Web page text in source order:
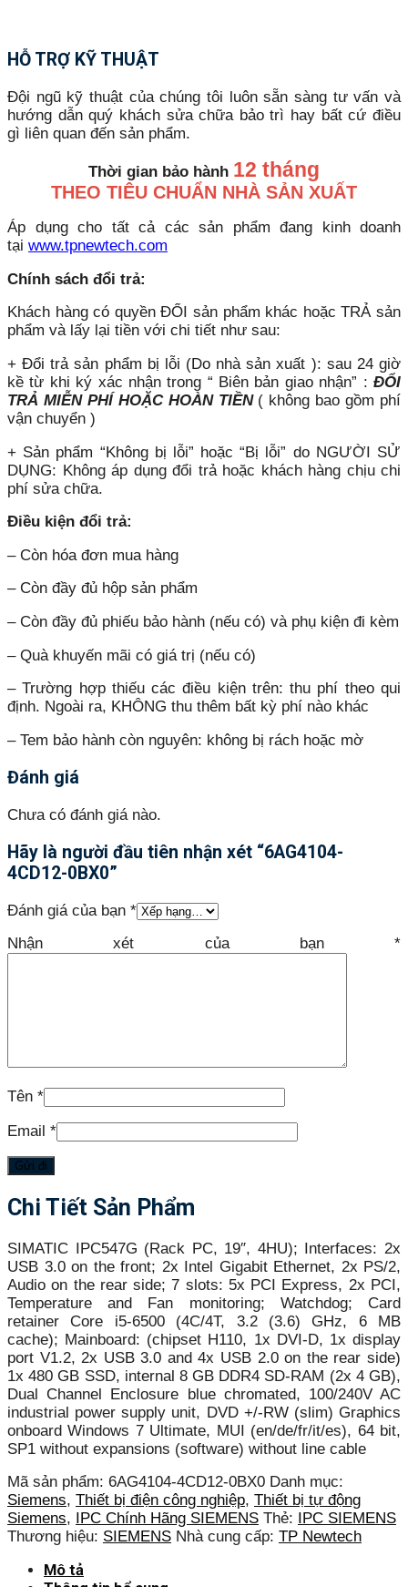
HỖ TRỢ KỸ THUẬT
Đội ngũ kỹ thuật của chúng tôi luôn sẵn sàng tư vấn và
hướng dẫn quý khách sửa chữa bảo trì hay bất cứ điều
gì liên quan đến sản phẩm.
Thời gian bảo hành 12 tháng
THEO TIÊU CHUẨN NHÀ SẢN XUẤT
Áp dụng cho tất cả các sản phẩm đang kinh doanh
tại www.tpnewtech.com
Chính sách đổi trả:
Khách hàng có quyền ĐỔI sản phẩm khác hoặc TRẢ sản
phẩm và lấy lại tiền với chi tiết như sau:
+ Đổi trả sản phẩm bị lỗi (Do nhà sản xuất ): sau 24 giờ
kề từ khi ký xác nhận trong “ Biên bản giao nhận” : ĐỔI
TRẢ MIỄN PHÍ HOẶC HOÀN TIỀN( không bao gồm phí
vận chuyển )
+ Sản phẩm “Không bị lỗi” hoặc “Bị lỗi” do NGƯỜI SỬ
DỤNG: Không áp dụng đổi trả hoặc khách hàng chịu chi
phí sửa chữa.
Điều kiện đổi trả:
– Còn hóa đơn mua hàng
– Còn đầy đủ hộp sản phẩm
– Còn đầy đủ phiếu bảo hành (nếu có) và phụ kiện đi kèm
– Quà khuyến mãi có giá trị (nếu có)
– Trường hợp thiếu các điều kiện trên: thu phí theo qui
định. Ngoài ra, KHÔNG thu thêm bất kỳ phí nào khác
– Tem bảo hành còn nguyên: không bị rách hoặc mờ
Đánh giá
Chưa có đánh giá nào.
Hãy là người đầu tiên nhận xét “6AG4104-
4CD12-0BX0”
Đánh giá của bạn *
Nhận xét của bạn *
Tên *
Email *
Chi Tiết Sản Phẩm
SIMATIC IPC547G (Rack PC, 19″, 4HU); Interfaces: 2x
USB 3.0 on the front; 2x Intel Gigabit Ethernet, 2x PS/2,
Audio on the rear side; 7 slots: 5x PCI Express, 2x PCI,
Temperature and Fan monitoring; Watchdog; Card
retainer Core i5-6500 (4C/4T, 3.2 (3.6) GHz, 6 MB
cache); Mainboard: (chipset H110, 1x DVI-D, 1x display
port V1.2, 2x USB 3.0 and 4x USB 2.0 on the rear side)
1x 480 GB SSD, internal 8 GB DDR4 SD-RAM (2x 4 GB),
Dual Channel Enclosure blue chromated, 100/240V AC
industrial power supply unit, DVD +/-RW (slim) Graphics
onboard Windows 7 Ultimate, MUI (en/de/fr/it/es), 64 bit,
SP1 without expansions (software) without line cable
Mã sản phẩm: 6AG4104-4CD12-0BX0 Danh mục:
Siemens, Thiết bị điện công nghiệp, Thiết bị tự động
Siemens, IPC Chính Hãng SIEMENS Thẻ:
IPC SIEMENS
Thương hiệu: SIEMENS Nhà cung cấp: TP Newtech
Mô tả